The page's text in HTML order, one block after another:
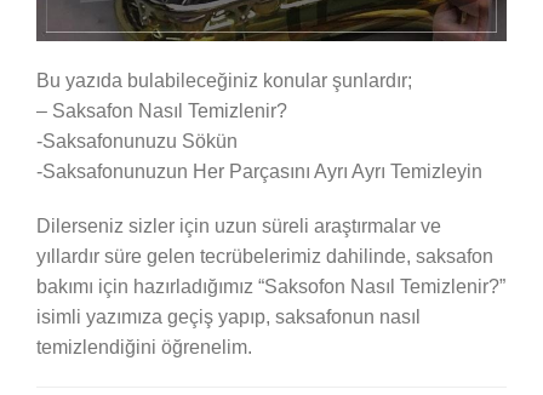
Bu yazıda bulabileceğiniz konular şunlardır;
– Saksafon Nasıl Temizlenir?
-Saksafonunuzu Sökün
-Saksafonunuzun Her Parçasını Ayrı Ayrı Temizleyin
Dilerseniz sizler için uzun süreli araştırmalar ve
yıllardır süre gelen tecrübelerimiz dahilinde, saksafon
bakımı için hazırladığımız “Saksofon Nasıl Temizlenir?”
isimli yazımıza geçiş yapıp, saksafonun nasıl
temizlendiğini öğrenelim.